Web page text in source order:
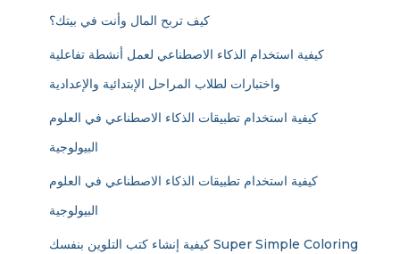
كيف تربح المال وأنت في بيتك؟
كيفية استخدام الذكاء الاصطناعي لعمل أنشطة تفاعلية
واختبارات لطلاب المراحل الإبتدائية والإعدادية
كيفية استخدام تطبيقات الذكاء الاصطناعي في العلوم
كيفية استخدام تطبيقات الذكاء الاصطناعي في العلوم
كيفية إنشاء كتب التلوين بنفسك Super Simple Coloring